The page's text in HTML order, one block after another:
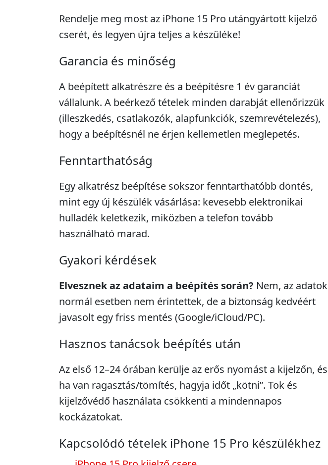
Rendelje meg most az iPhone 15 Pro utángyártott kijelző
cserét, és legyen újra teljes a készüléke!
Garancia és minőség
A beépített alkatrészre és a beépítésre 1 év garanciát
vállalunk. A beérkező tételek minden darabját ellenőrizzük
(illeszkedés, csatlakozók, alapfunkciók, szemrevételezés),
hogy a beépítésnél ne érjen kellemetlen meglepetés.
Fenntarthatóság
Egy alkatrész beépítése sokszor fenntarthatóbb döntés,
mint egy új készülék vásárlása: kevesebb elektronikai
hulladék keletkezik, miközben a telefon tovább
használható marad.
Gyakori kérdések
Elvesznek az adataim a beépítés során? Nem, az adatok
normál esetben nem érintettek, de a biztonság kedvéért
javasolt egy friss mentés (Google/iCloud/PC).
Hasznos tanácsok beépítés után
Az első 12–24 órában kerülje az erős nyomást a kijelzőn, és
ha van ragasztás/tömítés, hagyja időt „kötni”. Tok és
kijelzővédő használata csökkenti a mindennapos
kockázatokat.
Kapcsolódó tételek iPhone 15 Pro készülékhez